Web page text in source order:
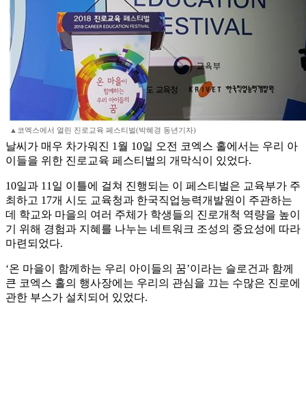
▲코엑스에서 열린 진로교육 페스티벌(박혜경 동년기자)
날씨가 매우 차가워진 1월 10일 오전 코엑스 홀에서는 우리 아
이들을 위한 진로교육 페스티벌의 개막식이 있었다.
10일과 11일 이틀에 걸쳐 진행되는 이 페스티벌은 교육부가 주
최하고 17개 시도 교육청과 한국직업능력개발원이 주관하는
데 학교와 마을의 여러 주체가 학생들의 진로개척 역량을 높이
기 위해 경험과 지혜를 나누는 네트워크 조성의 중요성에 따라
마련되었다.
‘온 마을이 함께하는 우리 아이들의 꿈’이라는 슬로건과 함께
큰 코엑스 홀의 행사장에는 우리의 관심을 끄는 수많은 진로에
관한 부스가 설치되어 있었다.